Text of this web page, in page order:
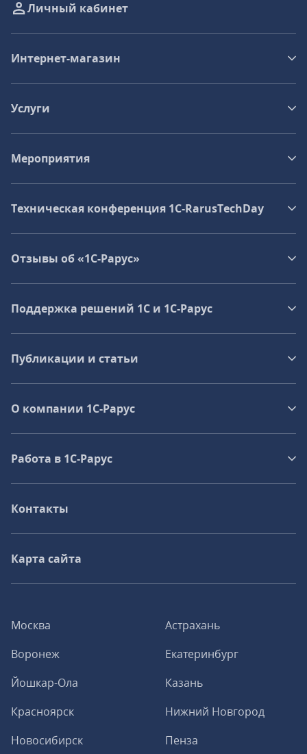
Москва
Астрахань
Воронеж
Екатеринбург
Йошкар-Ола
Казань
Красноярск
Нижний Новгород
Новосибирск
Пенза
Личный кабинет
Интернет-магазин
Услуги
Мероприятия
Техническая конференция 1C‑RarusTechDay
Отзывы об «1С-Рарус»
Поддержка решений 1С и 1С‑Рарус
Публикации и статьи
О компании 1C-Рарус
Работа в 1С‑Рарус
Контакты
Карта сайта